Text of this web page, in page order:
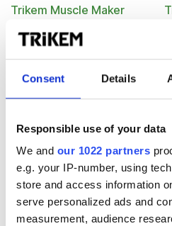
Consent Details
Responsible use of your data
We and our 1022 partners
e.g. your IP-number, using
store and access information
serve personalized ads and
measurement, audience
Trikem Muscle Maker
proteintillskott med spirulina
och BCAA
562.00 – 1920.00
Trikem Energy Oil
prestation
kr528.00 – 1018.00